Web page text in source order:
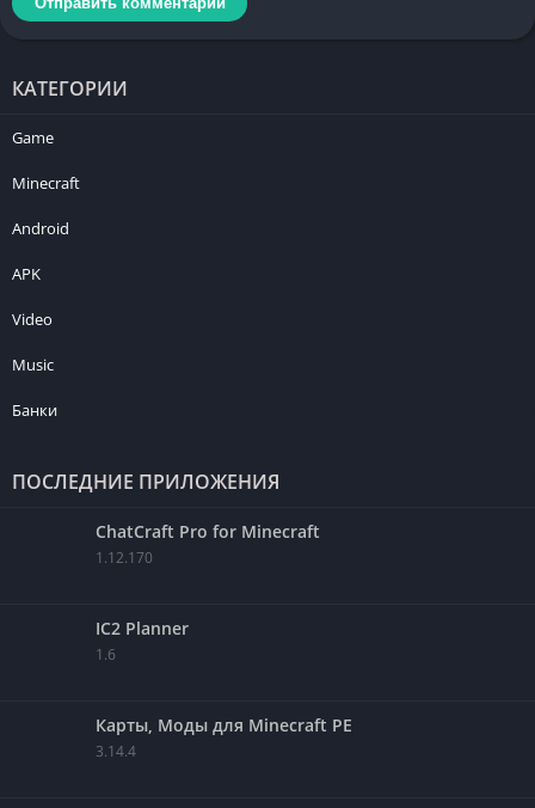
КАТЕГОРИИ
Game
Minecraft
Android
APK
Video
Music
Банки
ПОСЛЕДНИЕ ПРИЛОЖЕНИЯ
ChatCraft Pro for Minecraft
1.12.170
IC2 Planner
1.6
Карты, Моды для Minecraft PE
3.14.4